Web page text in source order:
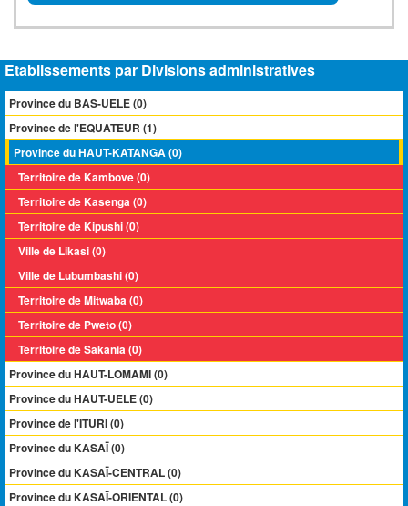
Etablissements par Divisions administratives
Province du BAS-UELE (0)
Province de l'EQUATEUR (1)
Province du HAUT-KATANGA (0)
Territoire de Kambove (0)
Territoire de Kasenga (0)
Territoire de Kipushi (0)
Ville de Likasi (0)
Ville de Lubumbashi (0)
Territoire de Mitwaba (0)
Territoire de Pweto (0)
Territoire de Sakania (0)
Province du HAUT-LOMAMI (0)
Province du HAUT-UELE (0)
Province de l'ITURI (0)
Province du KASAÏ (0)
Province du KASAÏ-CENTRAL (0)
Province du KASAÏ-ORIENTAL (0)